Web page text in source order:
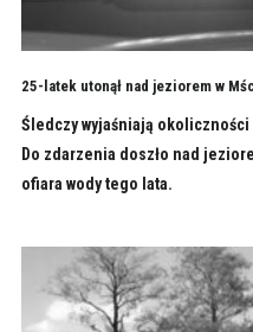
25-latek utonął nad jeziorem w
Śledczy wyjaśniają
Do zdarzenia doszło nad
ofiara wody tego lata.